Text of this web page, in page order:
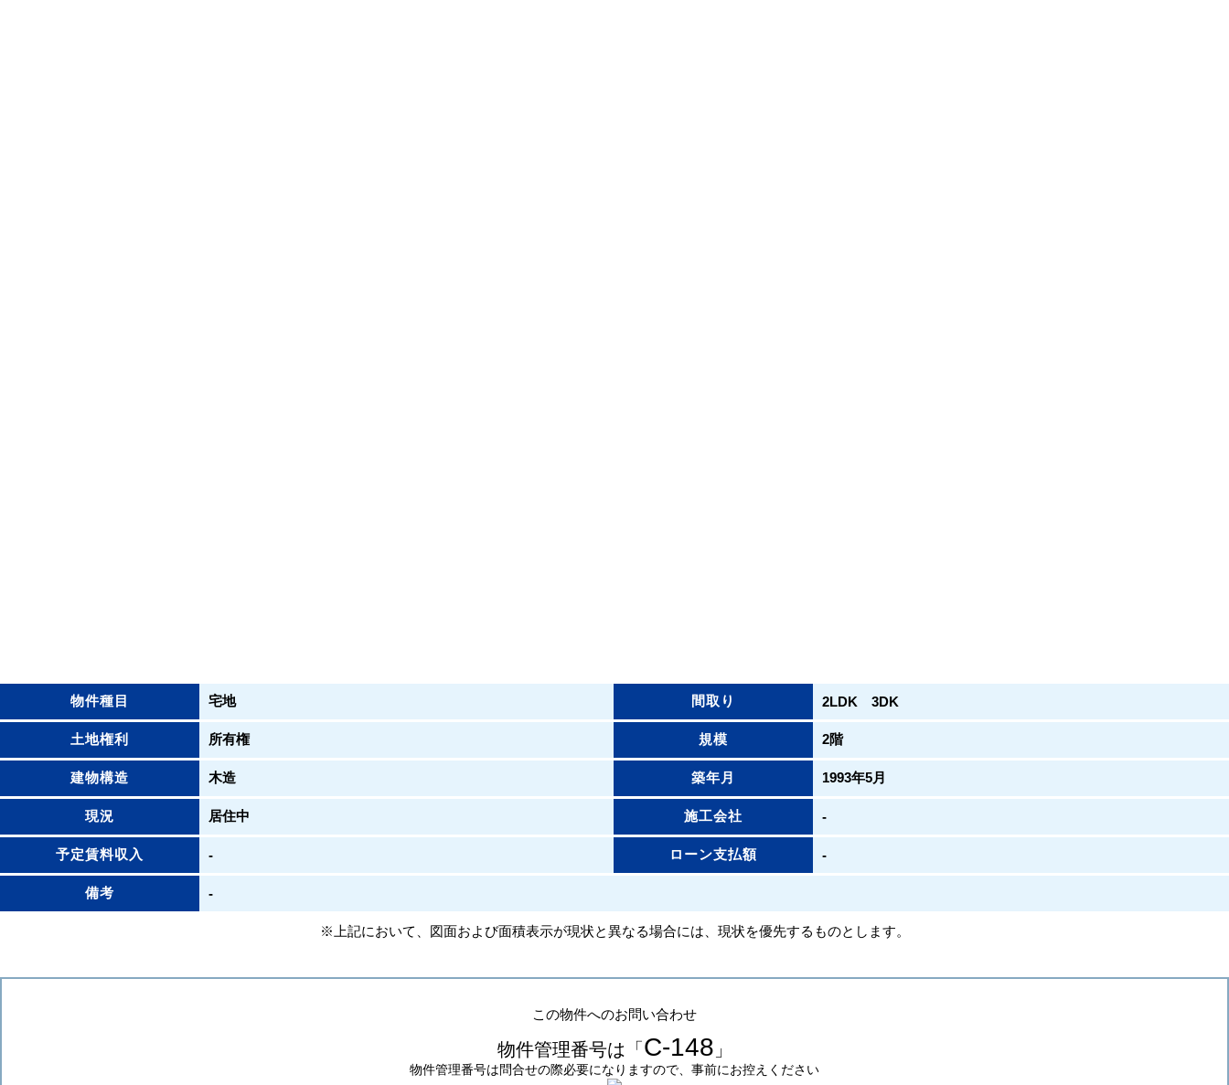
物件種目 宅地 間取り 2LDK 3DK
土地権利 所有権 規模 2階
建物構造 木造 築年月 1993年5月
現況 居住中 施工会社 -
予定賃料収入 - ローン支払額 -
備考 -
※上記において、図面および面積表示が現状と異なる場合には、現状を優先するものとします。
この物件へのお問い合わせ
物件管理番号は「 C-148 」
物件管理番号は問合せの際必要になりますので、事前にお控えください